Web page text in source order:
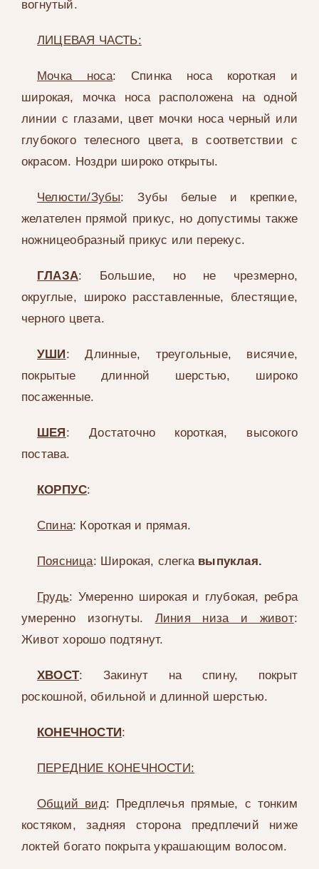
вогнутый.
ЛИЦЕВАЯ ЧАСТЬ:
Мочка носа: Спинка носа короткая и
широкая, мочка носа расположена на одной
линии с глазами, цвет мочки носа черный или
глубокого телесного цвета, в соответствии с
окрасом. Ноздри широко открыты.
Челюсти/Зубы: Зубы белые и крепкие,
желателен прямой прикус, но допустимы также
ножницеобразный прикус или перекус.
ГЛАЗА: Большие, но не чрезмерно,
округлые, широко расставленные, блестящие,
черного цвета.
УШИ : Длинные, треугольные, висячие,
покрытые длинной шерстью, широко
посаженные.
ШЕЯ : Достаточно короткая, высокого
постава.
КОРПУС:
Спина: Короткая и прямая.
Поясница: Широкая, слегка выпуклая.
Грудь: Умеренно широкая и глубокая, ребра
умеренно изогнуты. Линия низа и живот:
Живот хорошо подтянут.
ХВОСТ: Закинут на спину, покрыт
роскошной, обильной и длинной шерстью.
КОНЕЧНОСТИ :
ПЕРЕДНИЕ КОНЕЧНОСТИ:
Общий вид: Предплечья прямые, с тонким
костяком, задняя сторона предплечий ниже
локтей богато покрыта украшающим волосом.